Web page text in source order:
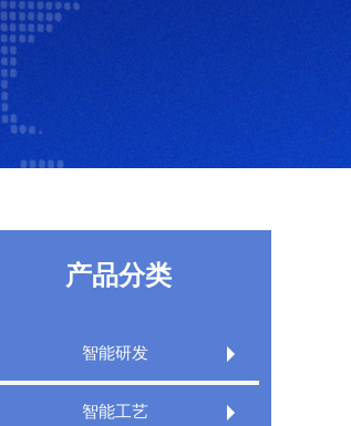
产品分类
智能研发
Extech PLM产品生命周期管理系统
智能工艺